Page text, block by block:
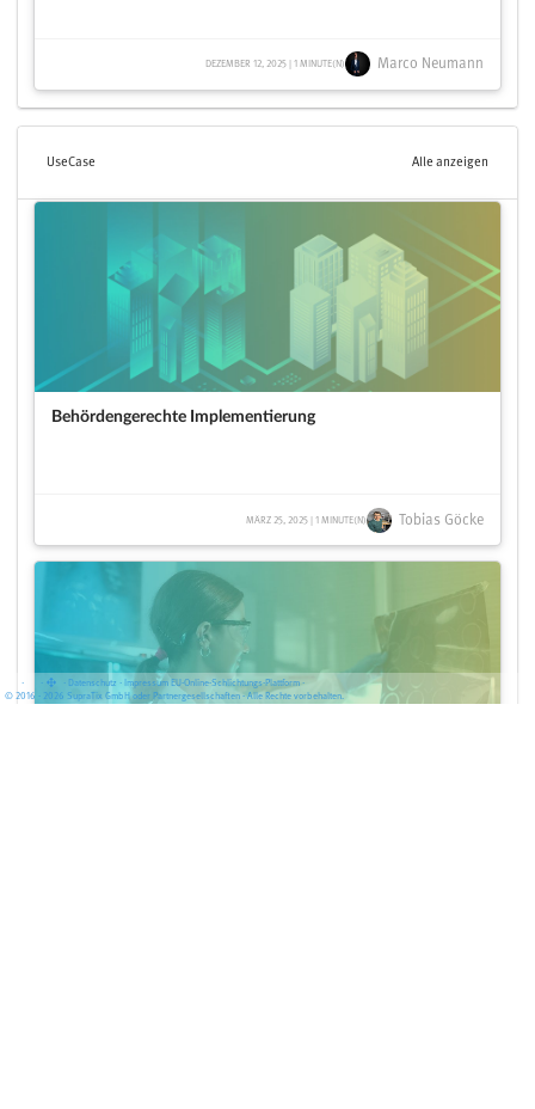
Marco Neumann
DEZEMBER 12, 2025 | 1 MINUTE(N)
UseCase Alle anzeigen
Behördengerechte Implementierung
Tobias Göcke
MÄRZ 25, 2025 | 1 MINUTE(N)
· · Datenschutz · Impressum EU-Online-Schlichtungs-Plattform ·
© 2016 - 2026 SupraTix GmbH oder Partnergesellschaften - Alle Rechte vorbehalten.